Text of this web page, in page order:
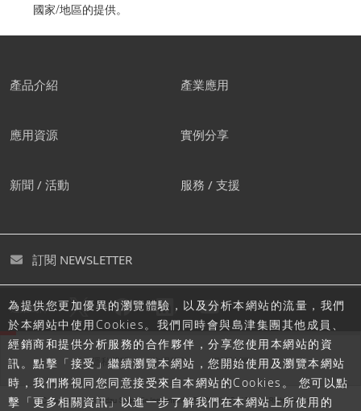
為提供您更加優異的瀏覽體驗，以及分析本網站的流量，我們
於本網站中使用Cookies。我們同時會與島津集團其他成員、
經銷商和提供分析服務的合作夥伴，分享您使用本網站的資
訊。點擊「接受」繼續瀏覽本網站，您開始使用及瀏覽本網站
時，我們將視同您同意接受來自本網站的Cookies。 您可以點
擊「更多相關資訊」以進一步了解我們在本網站上所使用的
國家/地區的提供。
產品介紹 產業應用
應用資源 實例分享
新聞 / 活動 服務 / 支援
訂閱 NEWSLETTER
追蹤島津
隱私聲明 使用條款 網站地圖